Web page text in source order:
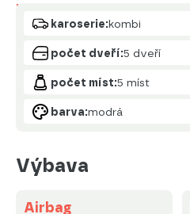
Karoserie
karoserie:kombi
počet dveří:5 dveří
počet míst:5 míst
barva:modrá
Výbava
Airbag